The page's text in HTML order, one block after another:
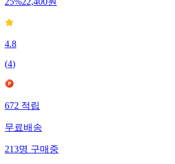
4.8
(4)
672 적립
무료배송
213명 구매중